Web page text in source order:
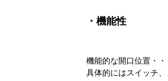
・機能性
機能的な開口位置・
具体的にはスイッチ